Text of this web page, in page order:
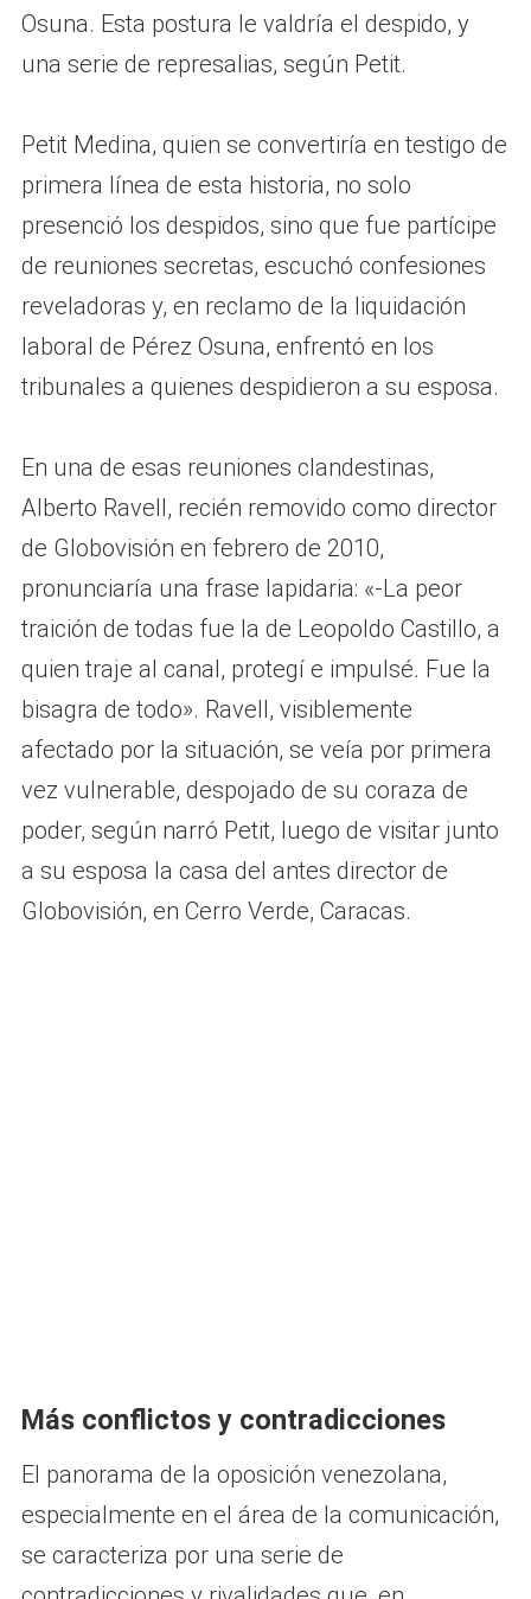
Osuna. Esta postura le valdría el despido, y
una serie de represalias, según Petit.
Petit Medina, quien se convertiría en testigo de
primera línea de esta historia, no solo
presenció los despidos, sino que fue partícipe
de reuniones secretas, escuchó confesiones
reveladoras y, en reclamo de la liquidación
laboral de Pérez Osuna, enfrentó en los
tribunales a quienes despidieron a su esposa.
En una de esas reuniones clandestinas,
Alberto Ravell, recién removido como director
de Globovisión en febrero de 2010,
pronunciaría una frase lapidaria: «-La peor
traición de todas fue la de Leopoldo Castillo, a
quien traje al canal, protegí e impulsé. Fue la
bisagra de todo». Ravell, visiblemente
afectado por la situación, se veía por primera
vez vulnerable, despojado de su coraza de
poder, según narró Petit, luego de visitar junto
a su esposa la casa del antes director de
Globovisión, en Cerro Verde, Caracas.
Más conflictos y contradicciones
El panorama de la oposición venezolana,
especialmente en el área de la comunicación,
se caracteriza por una serie de